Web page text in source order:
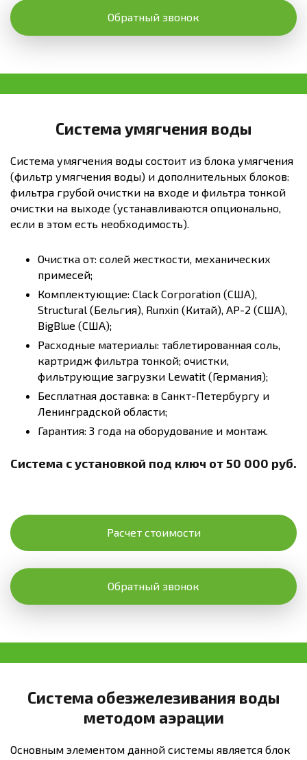
Обратный звонок
Система умягчения воды
Система умягчения воды состоит из блока умягчения
(фильтр умягчения воды) и дополнительных блоков:
фильтра грубой очистки на входе и фильтра тонкой
очистки на выходе (устанавливаются опционально,
если в этом есть необходимость).
Очистка от: солей жесткости, механических
примесей;
Комплектующие: Clack Corporation (США),
Structural (Бельгия), Runxin (Китай), AP-2 (США),
BigBlue (США);
Расходные материалы: таблетированная соль,
картридж фильтра тонкой; очистки,
фильтрующие загрузки Lewatit (Германия);
Бесплатная доставка: в Санкт-Петербургу и
Ленинградской области;
Гарантия: 3 года на оборудование и монтаж.
Система с установкой под ключ от 50 000 руб.
Расчет стоимости
Обратный звонок
Система обезжелезивания воды
методом аэрации
Основным элементом данной системы является блок